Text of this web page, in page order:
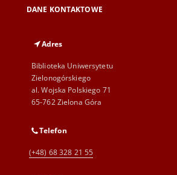
DANE KONTAKTOWE
Adres
Biblioteka Uniwersytetu
Zielonogórskiego
al. Wojska Polskiego 71
65-762 Zielona Góra
Telefon
(+48) 68 328 21 55